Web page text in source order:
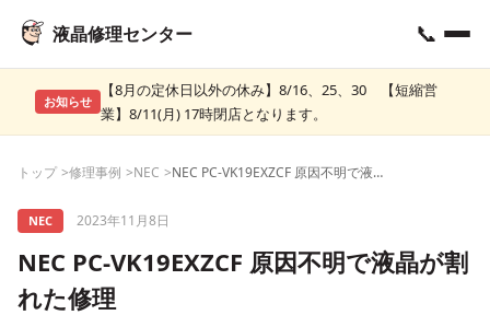
液晶修理センター 📞
お知らせ
【8月の定休日以外の休み】8/16、25、30 【短縮営
業】8/11(月) 17時閉店となります。
トップ 修理事例 NEC NEC PC-VK19EXZCF 原因不明で液晶が割れた修理
NEC 2023年11月8日
NEC PC-VK19EXZCF 原因不明で液晶が割
れた修理